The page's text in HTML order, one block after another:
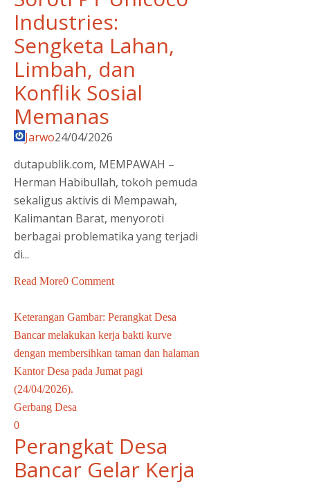
Industries:
Sengketa Lahan,
Limbah, dan
Konflik Sosial
Memanas
Jarwo24/04/2026
dutapublik.com, MEMPAWAH –
Herman Habibullah, tokoh pemuda
sekaligus aktivis di Mempawah,
Kalimantan Barat, menyoroti
berbagai problematika yang terjadi
di...
Read More0 Comment
Keterangan Gambar: Perangkat Desa
Bancar melakukan kerja bakti kurve
dengan membersihkan taman dan halaman
Kantor Desa pada Jumat pagi
(24/04/2026).
Gerbang Desa
0
Perangkat Desa
Bancar Gelar Kerja